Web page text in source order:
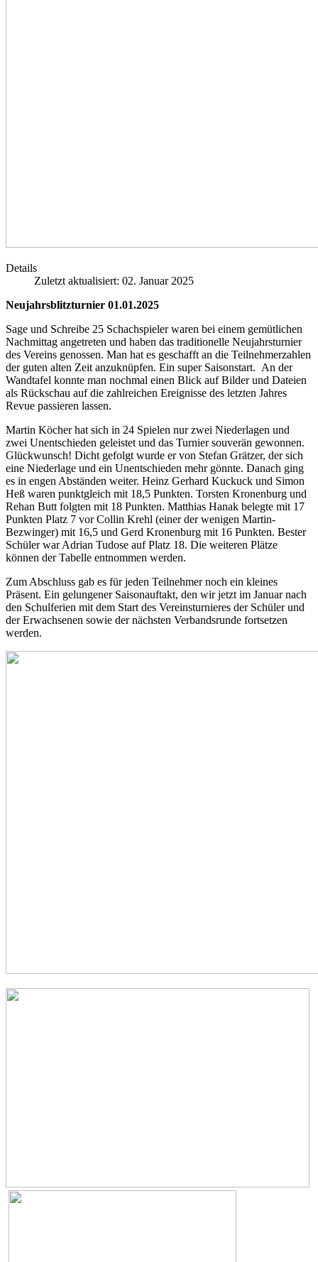
Details
Zuletzt aktualisiert: 02. Januar 2025
Neujahrsblitzturnier 01.01.2025
Sage und Schreibe 25 Schachspieler waren bei einem gemütlichen
Nachmittag angetreten und haben das traditionelle Neujahrsturnier
des Vereins genossen. Man hat es geschafft an die Teilnehmerzahlen
der guten alten Zeit anzuknüpfen. Ein super Saisonstart. An der
Wandtafel konnte man nochmal einen Blick auf Bilder und Dateien
als Rückschau auf die zahlreichen Ereignisse des letzten Jahres
Revue passieren lassen.
Martin Köcher hat sich in 24 Spielen nur zwei Niederlagen und
zwei Unentschieden geleistet und das Turnier souverän gewonnen.
Glückwunsch! Dicht gefolgt wurde er von Stefan Grätzer, der sich
eine Niederlage und ein Unentschieden mehr gönnte. Danach ging
es in engen Abständen weiter. Heinz Gerhard Kuckuck und Simon
Heß waren punktgleich mit 18,5 Punkten. Torsten Kronenburg und
Rehan Butt folgten mit 18 Punkten. Matthias Hanak belegte mit 17
Punkten Platz 7 vor Collin Krehl (einer der wenigen Martin-
Bezwinger) mit 16,5 und Gerd Kronenburg mit 16 Punkten. Bester
Schüler war Adrian Tudose auf Platz 18. Die weiteren Plätze
können der Tabelle entnommen werden.
Zum Abschluss gab es für jeden Teilnehmer noch ein kleines
Präsent. Ein gelungener Saisonauftakt, den wir jetzt im Januar nach
den Schulferien mit dem Start des Vereinsturnieres der Schüler und
der Erwachsenen sowie der nächsten Verbandsrunde fortsetzen
werden.